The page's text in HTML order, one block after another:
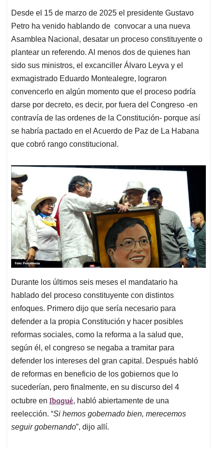
Desde el 15 de marzo de 2025 el presidente Gustavo
Petro ha venido hablando de convocar a una nueva
Asamblea Nacional, desatar un proceso constituyente o
plantear un referendo. Al menos dos de quienes han
sido sus ministros, el excanciller Álvaro Leyva y el
exmagistrado Eduardo Montealegre, lograron
convencerlo en algún momento que el proceso podría
darse por decreto, es decir, por fuera del Congreso -en
contravía de las ordenes de la Constitución- porque así
se habría pactado en el Acuerdo de Paz de La Habana
que cobró rango constitucional.
Durante los últimos seis meses el mandatario ha
hablado del proceso constituyente con distintos
enfoques. Primero dijo que sería necesario para
defender a la propia Constitución y hacer posibles
reformas sociales, como la reforma a la salud que,
según él, el congreso se negaba a tramitar para
defender los intereses del gran capital. Después habló
de reformas en beneficio de los gobiernos que lo
sucederían, pero finalmente, en su discurso del 4
octubre en Ibagué, habló abiertamente de una
reelección. “Si hemos gobernado bien, merecemos
seguir gobernando”, dijo allí.